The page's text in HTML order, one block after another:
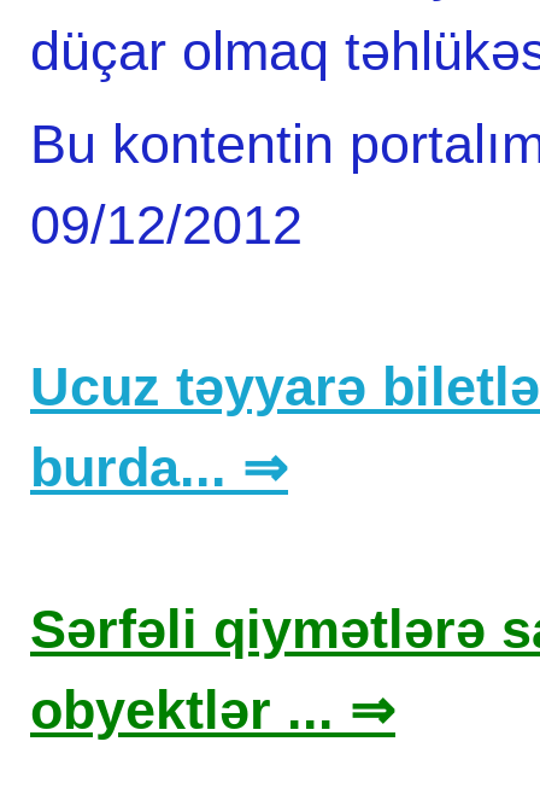
düçar olmaq
Bu kontentin
09/12/2012
Ucuz təyyarə
burda... ⇒
Sərfəli qiymətlərə
obyektlər ... ⇒